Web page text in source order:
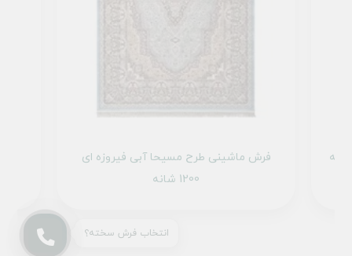
فرش ماشینی طرح مسیحا آبی فیروزه ای
1200 شانه
انتخاب فرش سخته؟